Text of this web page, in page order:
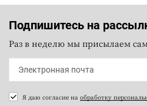
Подпишитесь на
Раз в неделю мы присылаем
Я даю согласие на обработку